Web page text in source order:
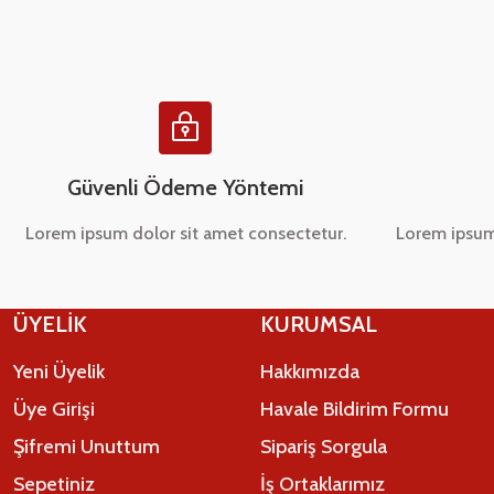
Bu ürüne benzer farklı alternatifler olmalı.
Güvenli Ödeme Yöntemi
Lorem ipsum dolor sit amet consectetur. Lorem
ÜYELİK
Yeni Üyelik
Üye Girişi
Şifremi Unuttum
Sepetiniz
KURUMSAL
Hakkımızda
Havale Bildirim Formu
Sipariş Sorgula
İş Ortaklarımız